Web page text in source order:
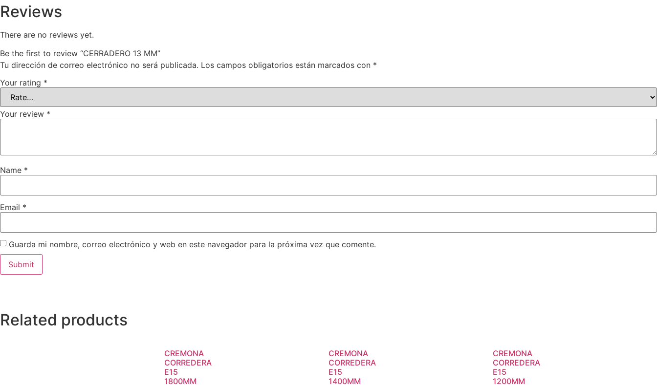
Reviews
There are no reviews yet.
Be the first to review “CERRADERO 13 MM”
Tu dirección de correo electrónico no será publicada. Los campos obligatorios están marcados con *
Your rating *
Your review *
Name *
Email *
Guarda mi nombre, correo electrónico y web en este navegador para la próxima vez que comente.
Related products
CREMONA
CORREDERA
E15
1800MM
CREMONA
CORREDERA
E15
1400MM
CREMONA
CORREDERA
E15
1200MM